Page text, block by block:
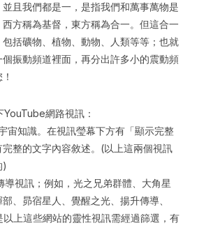
且我們都是一，是指我們和萬事萬物是
方稱為基督，東方稱為合一。但這合一
括礦物、植物、動物、人類等等；也就
振動頻道裡面，再分出許多小的震動頻
網路視訊：
宙知識。在視訊瑩幕下方有「顯示完整
整的文字內容敘述。(以上這兩個視訊
)
導視訊；例如，光之兄弟群體、大角星
、昴宿星人、覺醒之光、揚升傳導、
上這些網站的靈性視訊需經過篩選，有